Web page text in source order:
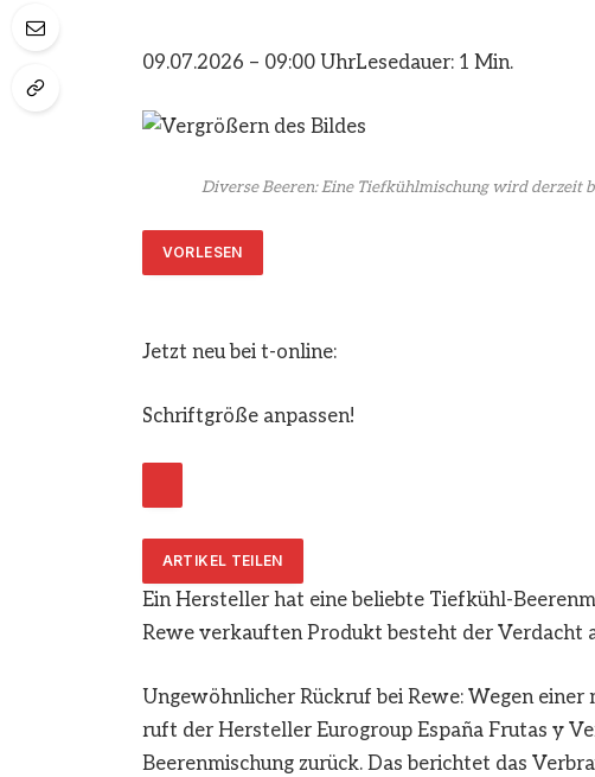
09.07.2026 – 09:00 UhrLesedauer: 1 Min.
Diverse Beeren: Eine Tiefkühlmischung wird derzeit
VORLESEN
Jetzt neu bei t-online:
Schriftgröße anpassen!
ARTIKEL TEILEN
Ein Hersteller hat eine beliebte Tiefkühl-
Rewe verkauften Produkt besteht der Verdacht
Ungewöhnlicher Rückruf bei Rewe: Wegen
ruft der Hersteller Eurogroup España Frutas y
Beerenmischung zurück. Das berichtet das